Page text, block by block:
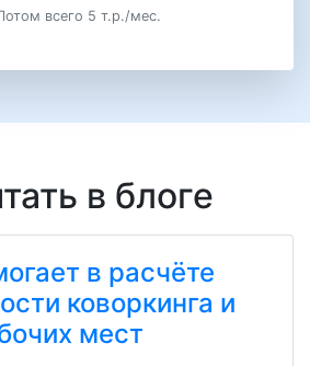
всего 5 т.р./мес.
в блоге
в расчёте
коворкинга и
мест